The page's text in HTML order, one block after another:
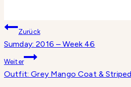
Beitragsnavigation
Zurück
Sumday: 2016 – Week 46
Weiter
Outfit: Grey Mango Coat &